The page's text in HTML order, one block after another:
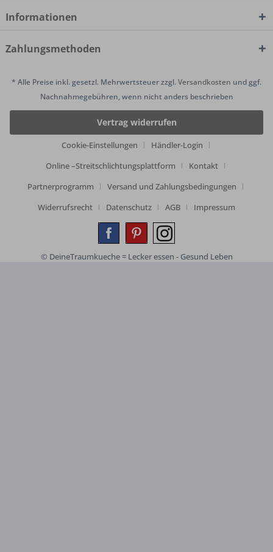
Informationen
Zahlungsmethoden
* Alle Preise inkl. gesetzl. Mehrwertsteuer zzgl.Versandkosten und ggf.
Nachnahmegebühren, wenn nicht anders beschrieben
Vertrag widerrufen
Cookie-Einstellungen
Händler-Login
Online –Streitschlichtungsplattform
Kontakt
Partnerprogramm
Versand und Zahlungsbedingungen
Widerrufsrecht
Datenschutz AGB Impressum
© DeineTraumkueche = Lecker essen - Gesund Leben